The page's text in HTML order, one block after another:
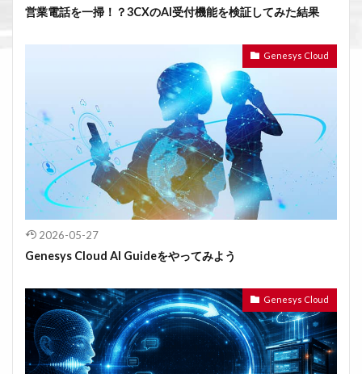
営業電話を一掃！？3CXのAI受付機能を検証してみた結果
Genesys Cloud
2026-05-27
Genesys Cloud AI Guideをやってみよう
Genesys Cloud